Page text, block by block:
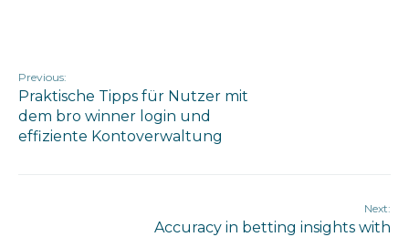
Previous:
Praktische Tipps für Nutzer mit
dem bro winner login und
effiziente Kontoverwaltung
Next:
Accuracy in betting insights with